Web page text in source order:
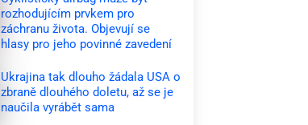
rozhodujícím prvkem pro
záchranu života. Objevují se
hlasy pro jeho povinné zavedení
Ukrajina tak dlouho žádala USA o
zbraně dlouhého doletu, až se je
naučila vyrábět sama